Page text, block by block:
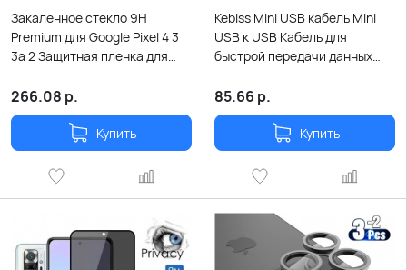
Закаленное стекло 9H
Premium для Google Pixel 4 3
3a 2 Защитная пленка для
3a XL 2 XL HD Защитное
стекло
266.08 р.
Купить
Kebiss Mini USB кабель Mini
USB к USB Кабель для
быстрой передачи данных
Автомобильный
видеорегистратор GPS
Цифровая камера HDD Mini
USB
85.66 р.
Купить